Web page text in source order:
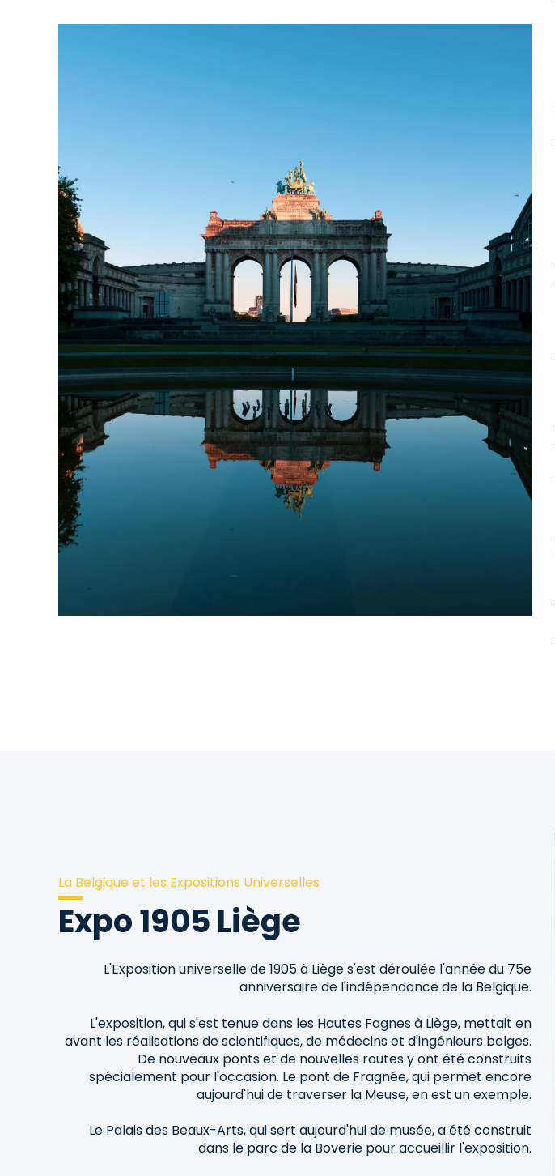
La Belgique et les Expositions Universelles
Expo 1905 Liège
L'Exposition universelle de 1905 à Liège s'est déroulée l'année du 75e
anniversaire de l'indépendance de la Belgique.
L'exposition, qui s'est tenue dans les Hautes Fagnes à Liège, mettait en
avant les réalisations de scientifiques, de médecins et d'ingénieurs belges.
De nouveaux ponts et de nouvelles routes y ont été construits
spécialement pour l'occasion. Le pont de Fragnée, qui permet encore
aujourd'hui de traverser la Meuse, en est un exemple.
Le Palais des Beaux-Arts, qui sert aujourd'hui de musée, a été construit
dans le parc de la Boverie pour accueillir l'exposition.